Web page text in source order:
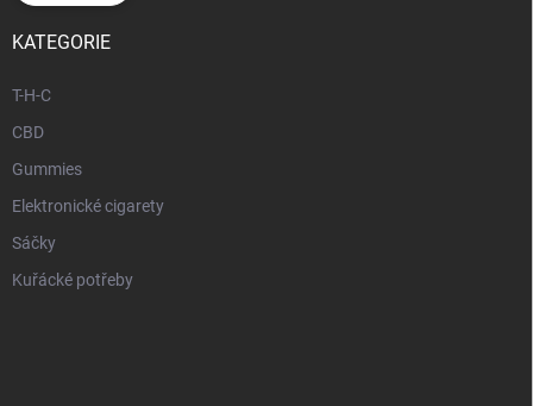
KATEGORIE
T-H-C
CBD
Gummies
Elektronické cigarety
Sáčky
Kuřácké potřeby